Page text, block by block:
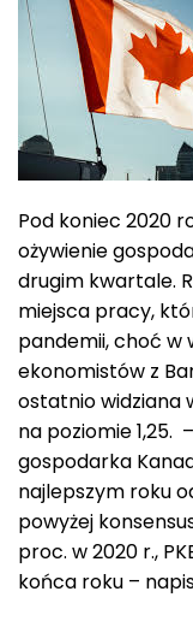
Pod koniec 2020
ożywienie
drugim kwartale.
miejsca pracy,
pandemii, choć w
ekonomistów z
ostatnio widziana
na poziomie 1,25.
gospodarka
najlepszym roku
powyżej
proc. w 2020 r.,
końca roku –